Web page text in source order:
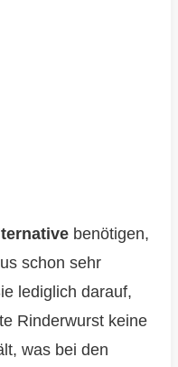
benötigen,
schon sehr
lediglich darauf,
Rinderwurst keine
was bei den